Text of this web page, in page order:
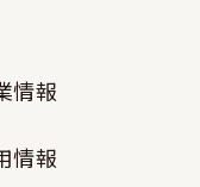
情報
情報